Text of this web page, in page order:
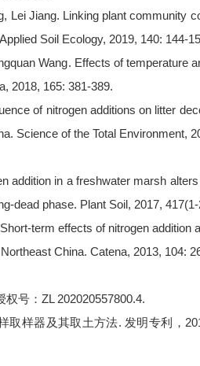
Lei Jiang. Linking plant community
Applied Soil Ecology, 2019, 140: 144-
Wang. Effects of temperature
2018, 165: 381-389.
of nitrogen additions on litter
. Science of the Total Environment,
addition in a freshwater marsh
dead phase. Plant Soil, 2017,
Short-term effects of nitrogen addition
China. Catena, 2013, 104:
权号： ZL 202020557800.4.
取样器及其取土方法. 发明专利，